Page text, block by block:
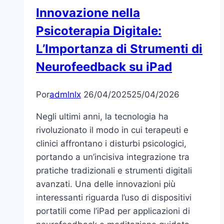
сайту
и
со
службой
Innovazione nella
Psicoterapia Digitale:
L’Importanza di Strumenti di
Neurofeedback su iPad
Poradmlnlx 26/04/202525/04/2026
Negli ultimi anni, la tecnologia ha
rivoluzionato il modo in cui terapeuti e
clinici affrontano i disturbi psicologici,
portando a un’incisiva integrazione tra
pratiche tradizionali e strumenti digitali
avanzati. Una delle innovazioni più
interessanti riguarda l’uso di dispositivi
portatili come l’iPad per applicazioni di